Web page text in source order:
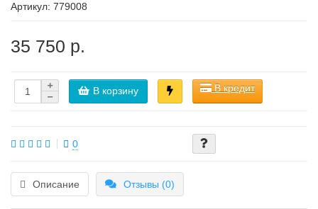
Артикул: 779008
35 750 р.
В корзину В кредит
0
Описание Отзывы (0)